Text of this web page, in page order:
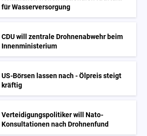
für Wasserversorgung
CDU will zentrale Drohnenabwehr beim
Innenministerium
US-Börsen lassen nach - Ölpreis steigt
kräftig
Verteidigungspolitiker will Nato-
Konsultationen nach Drohnenfund